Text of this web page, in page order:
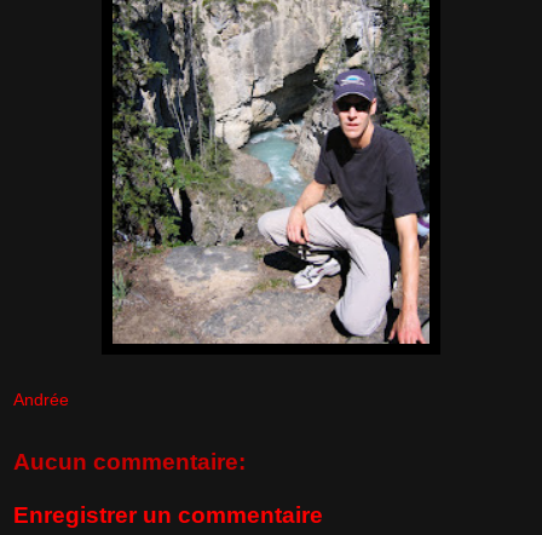
Andrée
Aucun commentaire:
Enregistrer un commentaire